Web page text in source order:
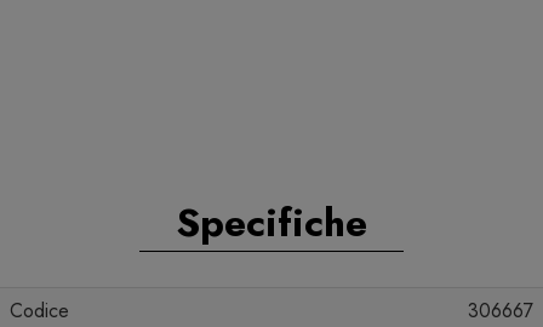
Specifiche
Codice
306667